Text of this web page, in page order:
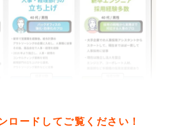
ロードしてご覧ください！